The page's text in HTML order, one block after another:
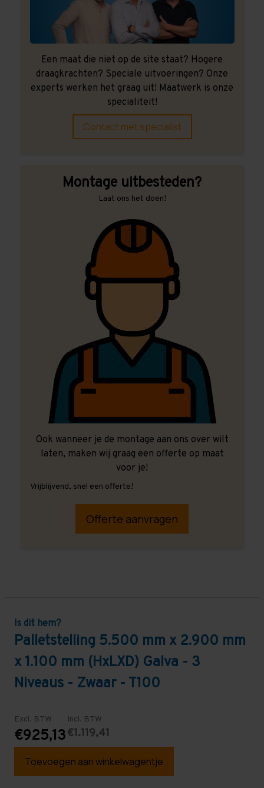
Een maat die niet op de site staat? Hogere
draagkrachten? Speciale uitvoeringen? Onze
experts werken het graag uit! Maatwerk is onze
specialiteit!
Contact met specialist
Montage uitbesteden?
Laat ons het doen!
Ook wanneer je de montage aan ons over wilt
laten, maken wij graag een offerte op maat
voor je!
Vrijblijvend, snel een offerte!
Offerte aanvragen
Is dit hem?
Palletstelling 5.500 mm x 2.900 mm
x 1.100 mm (HxLXD) Galva - 3
Niveaus - Zwaar - T100
Excl. BTW
€925,13
Incl. BTW
€1.119,41
Toevoegen aan winkelwagentje